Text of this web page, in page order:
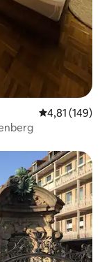
Gemiddelde
4,81 (149)